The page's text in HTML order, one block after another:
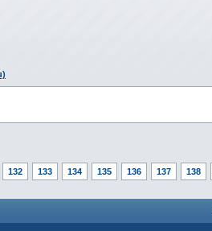
132 133 134 135 136 137 138